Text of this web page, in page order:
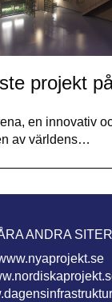
projekt
en innovativ
av världens…
ANDRA SITER